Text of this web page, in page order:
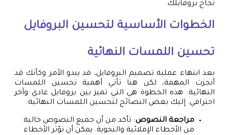
نجاح بروفايلك.
الخطوات الأساسية لتحسين البروفايل
تحسين اللمسات النهائية
بعد انتهاء عملية تصميم البروفايل، قد يبدو الأمر وكأنك قد
أنجزت المهمة، لكن هنا تأتي أهمية تحسين اللمسات
النهائية. هذه الخطوة هي التي تميز بين بروفايل عادي وآخر
احترافي. إليك بعض النصائح لتحسين اللمسات النهائية:
مراجعة النصوص: تأكد من أن جميع النصوص خالية
من الأخطاء الإملائية والنحوية. يمكن أن تؤثر الأخطاء